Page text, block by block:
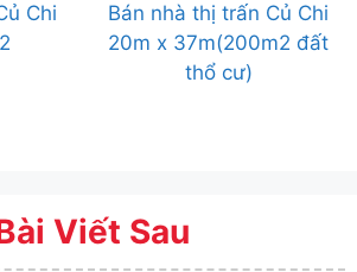
Chi
Bán nhà thị trấn Củ Chi
20m x 37m(200m2 đất
thổ cư)
Viết Sau